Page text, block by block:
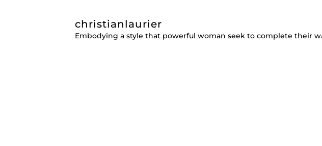
christianlaurier
Embodying a style that powerful woman seek to complete their